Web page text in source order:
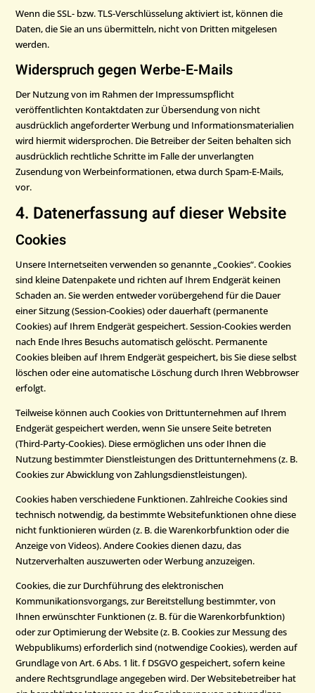
Wenn die SSL- bzw. TLS-Verschlüsselung aktiviert ist, können die
Daten, die Sie an uns übermitteln, nicht von Dritten mitgelesen
werden.
Widerspruch gegen Werbe-E-Mails
Der Nutzung von im Rahmen der Impressumspflicht
veröffentlichten Kontaktdaten zur Übersendung von nicht
ausdrücklich angeforderter Werbung und Informationsmaterialien
wird hiermit widersprochen. Die Betreiber der Seiten behalten sich
ausdrücklich rechtliche Schritte im Falle der unverlangten
Zusendung von Werbeinformationen, etwa durch Spam-E-Mails,
vor.
4. Datenerfassung auf dieser Website
Cookies
Unsere Internetseiten verwenden so genannte „Cookies“. Cookies
sind kleine Datenpakete und richten auf Ihrem Endgerät keinen
Schaden an. Sie werden entweder vorübergehend für die Dauer
einer Sitzung (Session-Cookies) oder dauerhaft (permanente
Cookies) auf Ihrem Endgerät gespeichert. Session-Cookies werden
nach Ende Ihres Besuchs automatisch gelöscht. Permanente
Cookies bleiben auf Ihrem Endgerät gespeichert, bis Sie diese selbst
löschen oder eine automatische Löschung durch Ihren Webbrowser
erfolgt.
Teilweise können auch Cookies von Drittunternehmen auf Ihrem
Endgerät gespeichert werden, wenn Sie unsere Seite betreten
(Third-Party-Cookies). Diese ermöglichen uns oder Ihnen die
Nutzung bestimmter Dienstleistungen des Drittunternehmens (z. B.
Cookies zur Abwicklung von Zahlungsdienstleistungen).
Cookies haben verschiedene Funktionen. Zahlreiche Cookies sind
technisch notwendig, da bestimmte Websitefunktionen ohne diese
nicht funktionieren würden (z. B. die Warenkorbfunktion oder die
Anzeige von Videos). Andere Cookies dienen dazu, das
Nutzerverhalten auszuwerten oder Werbung anzuzeigen.
Cookies, die zur Durchführung des elektronischen
Kommunikationsvorgangs, zur Bereitstellung bestimmter, von
Ihnen erwünschter Funktionen (z. B. für die Warenkorbfunktion)
oder zur Optimierung der Website (z. B. Cookies zur Messung des
Webpublikums) erforderlich sind (notwendige Cookies), werden auf
Grundlage von Art. 6 Abs. 1 lit. f DSGVO gespeichert, sofern keine
andere Rechtsgrundlage angegeben wird. Der Websitebetreiber hat